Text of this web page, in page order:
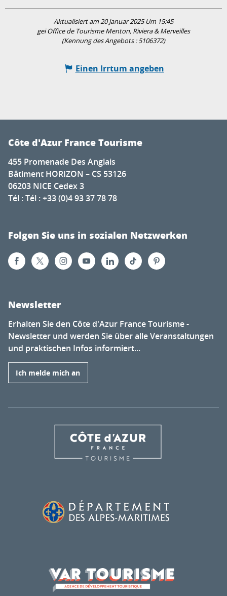
Aktualisiert am 20 Januar 2025 Um 15:45
gei Office de Tourisme Menton, Riviera & Merveilles
(Kennung des Angebots :5106372)
Einen Irrtum angeben
Côte d'Azur France Tourisme
455 Promenade Des Anglais
Bâtiment HORIZON – CS 53126
06203 NICE Cedex 3
Tél : Tél : +33 (0)4 93 37 78 78
Folgen Sie uns in sozialen Netzwerken
Newsletter
Erhalten Sie den Côte d'Azur France Tourisme -
Newsletter und werden Sie über alle Veranstaltungen
und praktischen Infos informiert...
Ich melde mich an